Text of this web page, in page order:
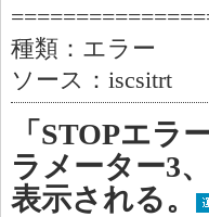
種類：エラー
ソース：iscsitrt
「STOPエラ
ラメーター3
表示される。